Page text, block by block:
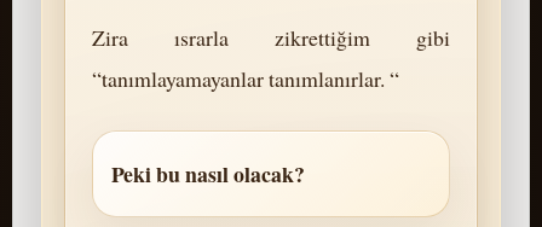
Zira ısrarla zikrettiğim gibi
“tanımlayamayanlar tanımlanırlar. “
Peki bu nasıl olacak?